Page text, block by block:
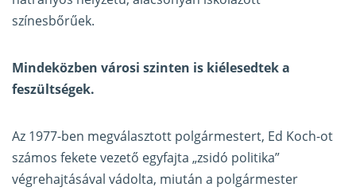
színesbőrűek.
Mindeközben városi szinten is kiélesedtek a
feszültségek.
Az 1977-ben megválasztott polgármestert, Ed Koch-ot
számos fekete vezető egyfajta „zsidó politika”
végrehajtásával vádolta, miután a polgármester